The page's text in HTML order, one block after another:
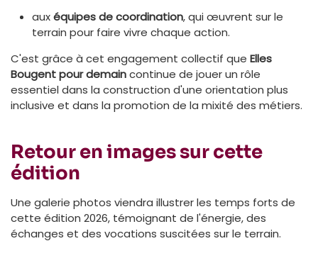
auxéquipes de coordination, qui œuvrent sur le
terrain pour faire vivre chaque action.
C'est grâce à cet engagement collectif que Elles
Bougent pour demaincontinue de jouer un rôle
essentiel dans la construction d'une orientation plus
inclusive et dans la promotion de la mixité des métiers.
Retour en images sur cette
édition
Une galerie photos viendra illustrer les temps forts de
cette édition 2026, témoignant de l'énergie, des
échanges et des vocations suscitées sur le terrain.